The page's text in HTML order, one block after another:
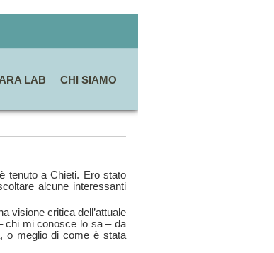
LAB CHI SIAMO
tenuto a Chieti. Ero stato
alcune interessanti
visione critica dell’attuale
chi mi conosce lo sa – da
o meglio di come è stata